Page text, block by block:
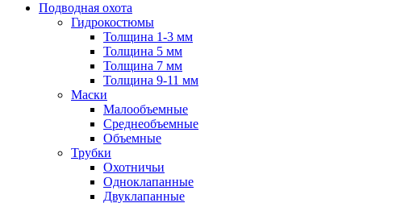
Подводная охота
Гидрокостюмы
Толщина 1-3 мм
Толщина 5 мм
Толщина 7 мм
Толщина 9-11 мм
Маски
Малообъемные
Среднеобъемные
Объемные
Трубки
Охотничьи
Одноклапанные
Двуклапанные